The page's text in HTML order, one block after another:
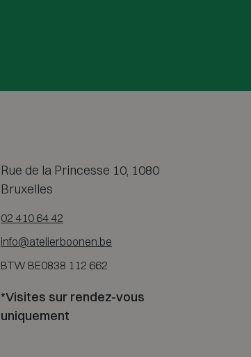
Rue de la Princesse 10, 1080
Bruxelles
02 410 64 42
info@atelierboonen.be
BTW BE0838 112 662
*Visites sur rendez-vous
uniquement